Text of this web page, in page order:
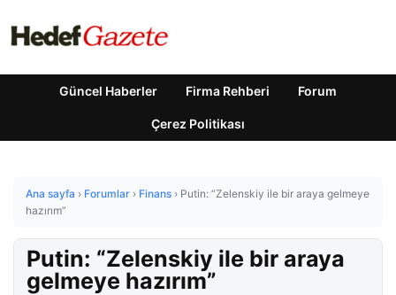
Güncel Haberler Firma Rehberi Forum
Çerez Politikası
Ana sayfa › Forumlar › Finans › Putin: “Zelenskiy ile bir araya gelmeye
hazırım”
Putin: “Zelenskiy ile bir araya
gelmeye hazırım”